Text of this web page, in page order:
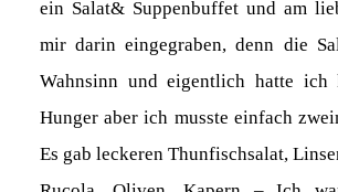
ein Salat& Suppenbuffet und am
mir darin eingegraben, denn die
Wahnsinn und eigentlich hatte ich
Hunger aber ich musste einfach
Es gab leckeren Thunfischsalat,